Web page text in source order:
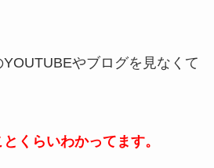
やブログを見なくて
くらいわかってます。